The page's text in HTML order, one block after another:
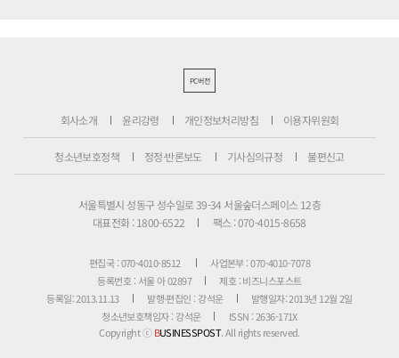
PC버전
회사소개 윤리강령 개인정보처리방침 이용자위원회
청소년보호정책 정정·반론보도 기사심의규정 불편신고
서울특별시 성동구 성수일로 39-34 서울숲더스페이스 12층
대표전화 : 1800-6522
팩스 : 070-4015-8658
편집국 : 070-4010-8512
사업본부 : 070-4010-7078
등록번호 : 서울 아 02897
제호 : 비즈니스포스트
등록일: 2013.11.13
발행·편집인 : 강석운
발행일자: 2013년 12월 2일
청소년보호책임자 : 강석운
ISSN : 2636-171X
Copyright ⓒBUSINESSPOST. All rights reserved.